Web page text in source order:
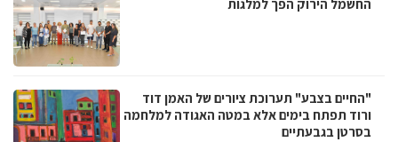
החשמל הירוק הפך למלגות
"החיים בצבע" תערוכת ציורים של האמן דוד
ורוד תפתח בימים אלא במטה האגודה למלחמה
בסרטן בגבעתיים